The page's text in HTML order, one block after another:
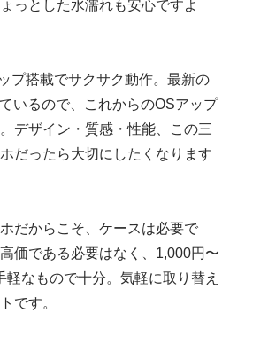
っとした水濡れも安心ですよ
プ搭載でサクサク動作。最新の
いるので、これからのOSアップ
デザイン・質感・性能、この三
だったら大切にしたくなります
だからこそ、ケースは必要で
価である必要はなく、1,000円〜
軽なもので十分。気軽に取り替え
です。